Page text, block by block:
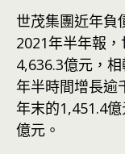
世茂集團近年負
2021年半年報，
4,636.3億元，
年半時間增長逾
年末的1,451.4
億元。